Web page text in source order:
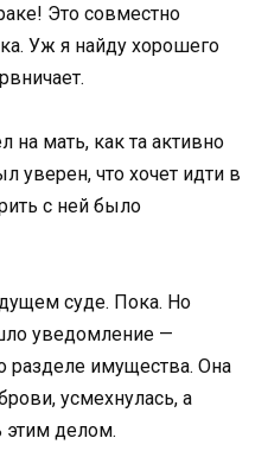
Это совместно
Уж я найду хорошего
на мать, как та активно
уверен, что хочет идти в
с ней было
суде. Пока. Но
уведомление —
разделе имущества. Она
усмехнулась, а
этим делом.